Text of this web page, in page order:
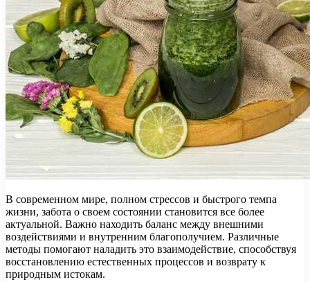
В современном мире, полном стрессов и быстрого темпа
жизни, забота о своем состоянии становится все более
актуальной. Важно находить баланс между внешними
воздействиями и внутренним благополучием. Различные
методы помогают наладить это взаимодействие, способствуя
восстановлению естественных процессов и возврату к
природным истокам.